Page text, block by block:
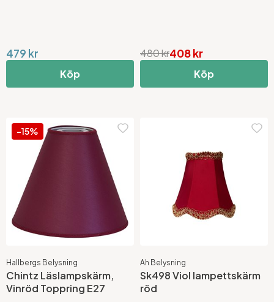
479 kr
Köp
408 kr
480 kr
Köp
-15%
Hallbergs Belysning
Chintz Läslampskärm,
Vinröd Toppring E27
Ah Belysning
Sk498 Viol lampettskärm
röd